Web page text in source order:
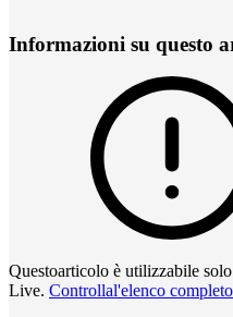
Informazioni su questo
Questoarticolo è utilizzabile
Live. Controllal'elenco